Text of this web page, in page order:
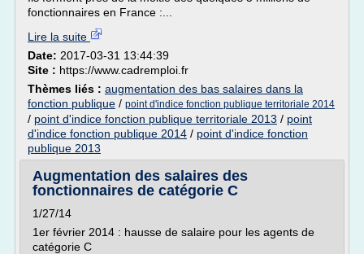
fonctionnaires en France :...
Lire la suite
Date: 2017-03-31 13:44:39
Site : https://www.cadremploi.fr
Thèmes liés : augmentation des bas salaires dans la
fonction publique / point d'indice fonction publique territoriale 2014
/ point d'indice fonction publique territoriale 2013 / point
d'indice fonction publique 2014 / point d'indice fonction
publique 2013
Augmentation des salaires des
fonctionnaires de catégorie C
1/27/14
1er février 2014 : hausse de salaire pour les agents de
catégorie C